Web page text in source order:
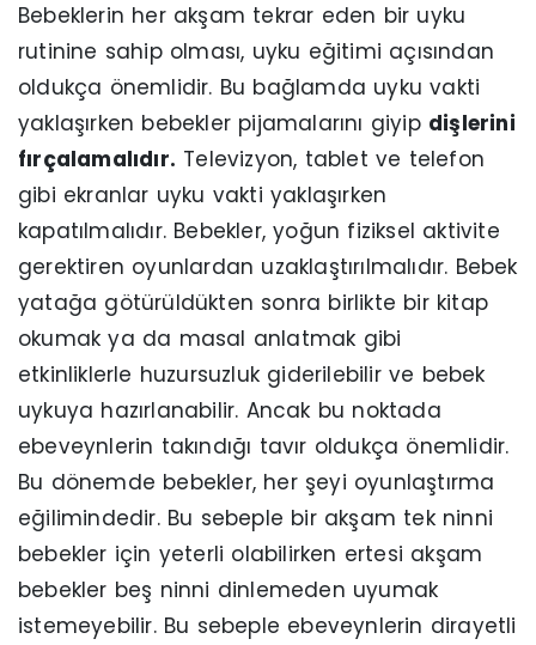
Bebeklerin her akşam tekrar eden bir uyku
rutinine sahip olması, uyku eğitimi açısından
oldukça önemlidir. Bu bağlamda uyku vakti
yaklaşırken bebekler pijamalarını giyip dişlerini
fırçalamalıdır. Televizyon, tablet ve telefon
gibi ekranlar uyku vakti yaklaşırken
kapatılmalıdır. Bebekler, yoğun fiziksel aktivite
gerektiren oyunlardan uzaklaştırılmalıdır. Bebek
yatağa götürüldükten sonra birlikte bir kitap
okumak ya da masal anlatmak gibi
etkinliklerle huzursuzluk giderilebilir ve bebek
uykuya hazırlanabilir. Ancak bu noktada
ebeveynlerin takındığı tavır oldukça önemlidir.
Bu dönemde bebekler, her şeyi oyunlaştırma
eğilimindedir. Bu sebeple bir akşam tek ninni
bebekler için yeterli olabilirken ertesi akşam
bebekler beş ninni dinlemeden uyumak
istemeyebilir. Bu sebeple ebeveynlerin dirayetli